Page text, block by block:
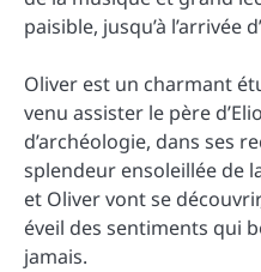
paisible, jusqu’à l’arrivée d’
Oliver est un charmant
venu assister le père
d’archéologie, dans ses
splendeur ensoleillée de
et Oliver vont se
éveil des sentiments qui
jamais.